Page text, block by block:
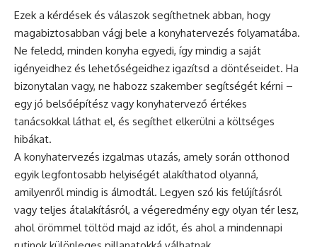
Ezek a kérdések és válaszok segíthetnek abban, hogy
magabiztosabban vágj bele a konyhatervezés folyamatába.
Ne feledd, minden konyha egyedi, így mindig a saját
igényeidhez és lehetőségeidhez igazítsd a döntéseidet. Ha
bizonytalan vagy, ne habozz szakember segítségét kérni –
egy jó belsőépítész vagy konyhatervező értékes
tanácsokkal láthat el, és segíthet elkerülni a költséges
hibákat.
A konyhatervezés izgalmas utazás, amely során otthonod
egyik legfontosabb helyiségét alakíthatod olyanná,
amilyenről mindig is álmodtál. Legyen szó kis felújításról
vagy teljes átalakításról, a végeredmény egy olyan tér lesz,
ahol örömmel töltöd majd az időt, és ahol a mindennapi